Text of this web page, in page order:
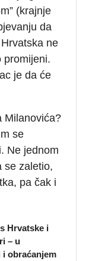
(krajnje
da
ne
promijeni.
je da će
Milanovića?
se
Ne jednom
se zaletio,
pa čak i
Hrvatske i
– u
obraćanjem